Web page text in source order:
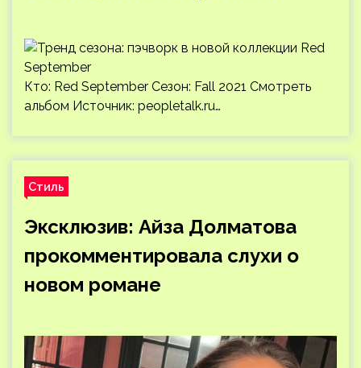
Кто: Red September Сезон: Fall 2021 Смотреть
альбом Источник: peopletalk.ru…
Стиль
Эксклюзив: Айза Долматова
прокомментировала слухи о
новом романе